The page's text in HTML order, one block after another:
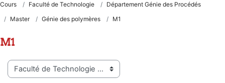
Cours Faculté de Technologie
Département Génie des Procédés
Master
Génie des polymères M1
M1
Catégories de cours